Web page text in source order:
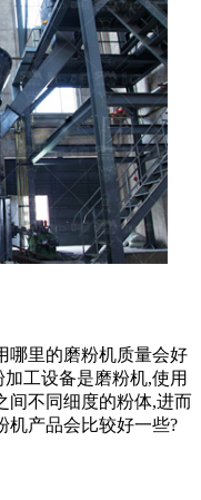
哪里的磨粉机质量会好
工设备是磨粉机,使用
间不同细度的粉体,进而
机产品会比较好一些?